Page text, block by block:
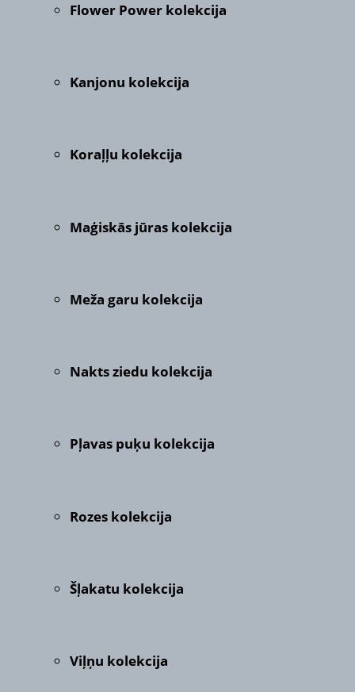
Flower Power kolekcija
Kanjonu kolekcija
Koraļļu kolekcija
Maģiskās jūras kolekcija
Meža garu kolekcija
Nakts ziedu kolekcija
Pļavas puķu kolekcija
Rozes kolekcija
Šļakatu kolekcija
Viļņu kolekcija